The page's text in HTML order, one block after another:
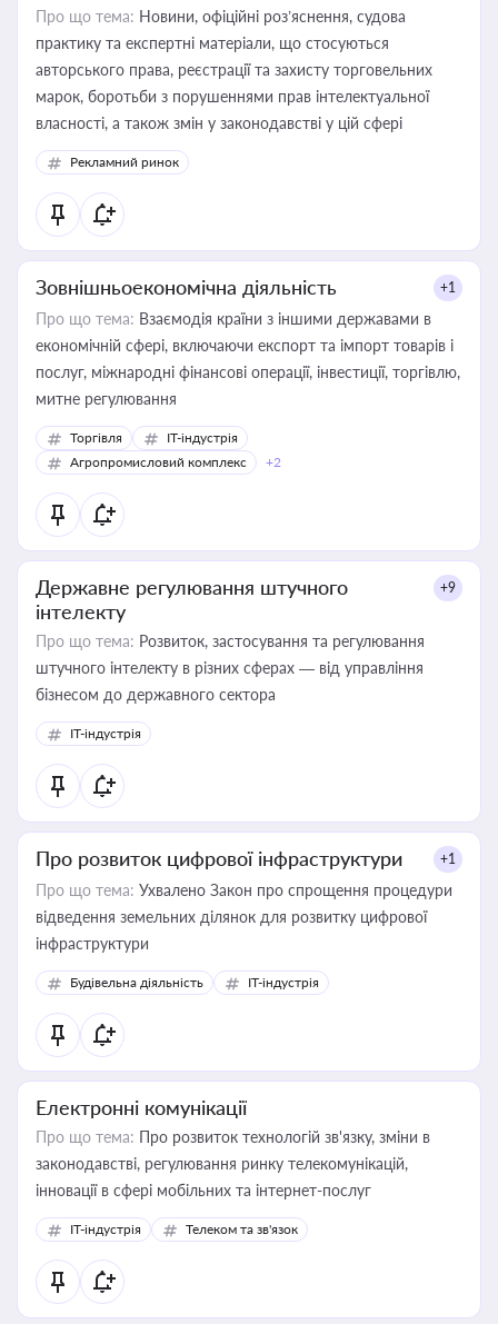
Про що тема: Новини, офіційні роз’яснення, судова
практику та експертні матеріали, що стосуються
авторського права, реєстрації та захисту торговельних
марок, боротьби з порушеннями прав інтелектуальної
власності, а також змін у законодавстві у цій сфері
Рекламний ринок
Зовнішньоекономічна діяльність +1
Про що тема: Взаємодія країни з іншими державами в
економічній сфері, включаючи експорт та імпорт товарів і
послуг, міжнародні фінансові операції, інвестиції, торгівлю,
митне регулювання
Торгівля
IT-індустрія
Агропромисловий комплекс
+2
Державне регулювання штучного
інтелекту
+9
Про що тема: Розвиток, застосування та регулювання
штучного інтелекту в різних сферах — від управління
бізнесом до державного сектора
IT-індустрія
Про розвиток цифрової інфраструктури +1
Про що тема: Ухвалено Закон про спрощення процедури
відведення земельних ділянок для розвитку цифрової
інфраструктури
Будівельна діяльність IT-індустрія
Електронні комунікації
Про що тема: Про розвиток технологій зв'язку, зміни в
законодавстві, регулювання ринку телекомунікацій,
інновації в сфері мобільних та інтернет-послуг
IT-індустрія Телеком та зв'язок